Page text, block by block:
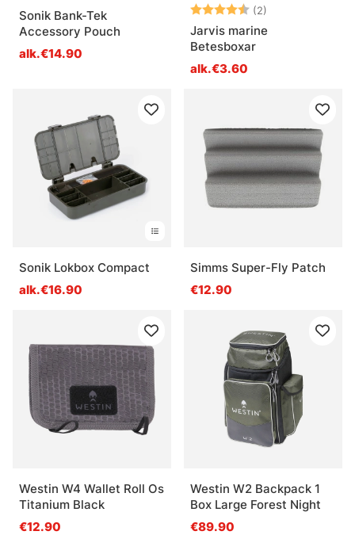
Sonik Bank-Tek
Accessory Pouch
alk.€14.90
Arvio: (2)
Jarvis marine
Betesboxar
alk.€3.60
Sonik Lokbox Compact
alk.€16.90
Simms Super-Fly Patch
€12.90
Westin W4 Wallet Roll Os
Titanium Black
€12.90
Westin W2 Backpack 1
Box Large Forest Night
€89.90